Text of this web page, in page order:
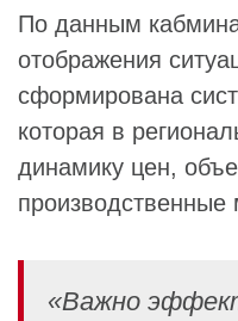
По данным
отображения
сформирована
которая в
динамику цен,
производственные
«Важно